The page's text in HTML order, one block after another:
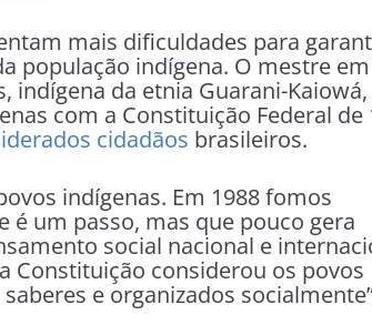
mais dificuldades para
população indígena. O mestre em
indígena da etnia Guarani-
com a Constituição Federal de
cidadãos brasileiros.
indígenas. Em 1988 fomos
um passo, mas que pouco gera
social nacional e
Constituição considerou os povos
e organizados